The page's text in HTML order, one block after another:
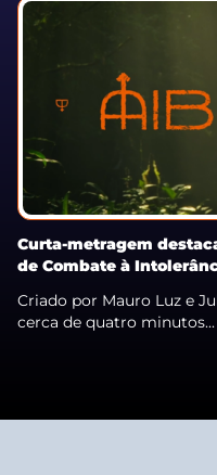
Curta-metragem
de Combate à
Criado por Mauro Luz e
cerca de quatro minutos...